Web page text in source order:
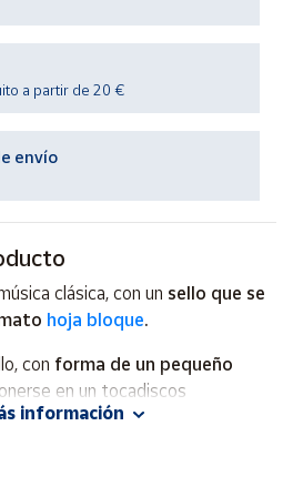
a partir de 20 €
envío
clásica, con un sello que se
hoja bloque.
con forma de un pequeño
en un tocadiscos
cinco en do menor op. 67
información